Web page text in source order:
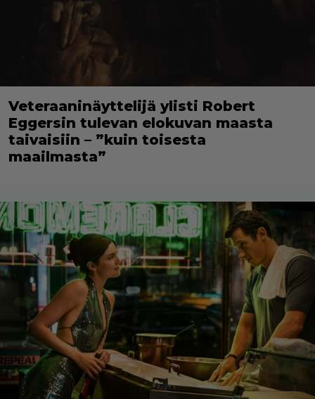
Veteraaninäyttelijä ylisti Robert
Eggersin tulevan elokuvan maasta
taivaisiin – ”kuin toisesta
maailmasta”